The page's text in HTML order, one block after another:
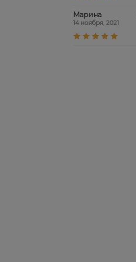
Марина
14 ноября, 2021